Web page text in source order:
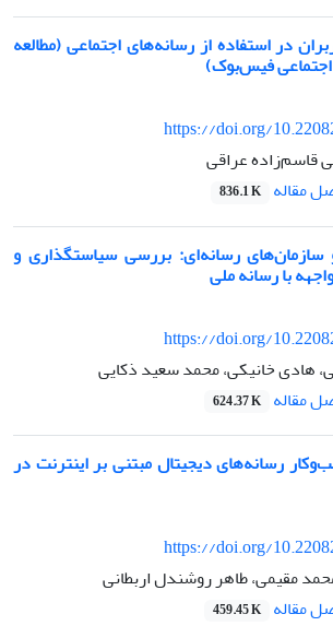
در استفاده از رسانه‌های اجتماعی (مطالعه
فیس‌بوک)
https://doi.org/
قاسم‌زاده عراقی
مقاله 836.1 K
سازمان‌های رسانه‌ای: بررسی سیاستگذاری و
با رسانه ملی
https://doi.org/
هادی خانیکی، محمد سعید ذکایی
مقاله 624.37 K
رسانه‌های دیجیتال مبتنی بر اینترنت در
https://doi.org/
مقیمی، طاهر روشندل اربطانی
مقاله 459.45 K